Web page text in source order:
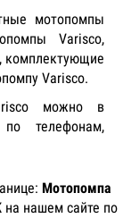
мотопомпы
Varisco,
комплектующие
Varisco.
можно в
по телефонам,
Мотопомпа
на нашем сайте по